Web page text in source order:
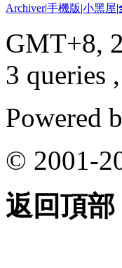
Archiver|手機版|小黑屋|
GMT+8,
3 queries
Powered
© 2001-
返回頂部